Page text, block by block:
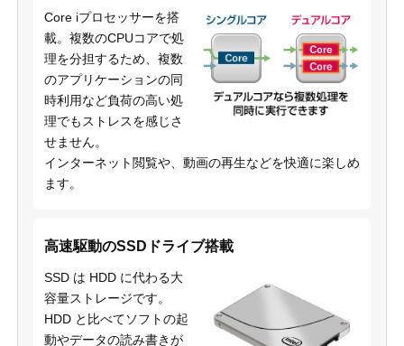
Core iプロセッサーを搭
載。複数のCPUコアで処
理を分担するため、複数
のアプリケーションの同
時利用など負荷の高い処
理でもストレスを感じさ
せません。
インターネット閲覧や、動画の再生などを快適に楽しめ
ます。
高速駆動のSSDドライブ搭載
SSD は HDD に代わる大
容量ストレージです。
HDD と比べてソフトの起
動やデータの読み書きが